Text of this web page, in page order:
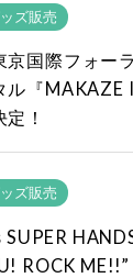
ズ販売
国際フォー
ル『MAKAZE
！
ズ販売
ROCK